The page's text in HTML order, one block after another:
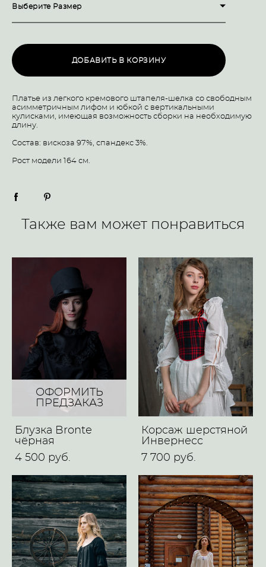
Выберите Размер
ДОБАВИТЬ В КОРЗИНУ
Платье из легкого кремового штапеля-шелка со свободным
асимметричным лифом и юбкой с вертикальными
кулисками, имеющая возможность сборки на необходимую
длину.
Состав: вискоза 97%, спандекс 3%.
Рост модели 164 см.
Также вам может понравиться
ОФОРМИТЬ
ПРЕДЗАКАЗ
Блузка Brontе
чёрная
4 500 pуб.
Корсаж шерстяной
Инвернесс
7 700 pуб.